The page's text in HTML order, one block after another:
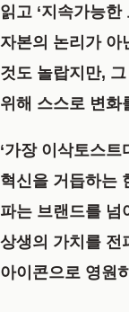
읽고 ‘지속가능한
자본의 논리가 아
것도 놀랍지만,
위해 스스로 변화
‘가장 이삭토스트
혁신을 거듭하는
파는 브랜드를 넘
상생의 가치를 전
아이콘으로 영원